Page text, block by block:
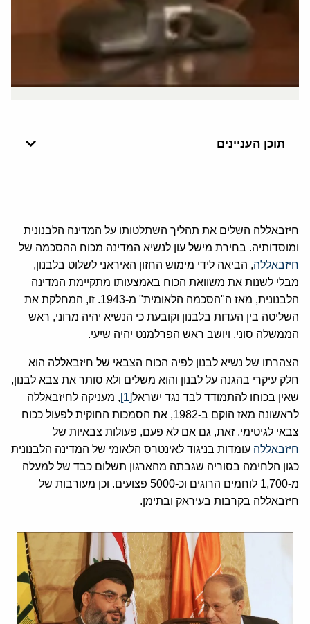
תוכן העניינים
חיזבאללה השלים את תהליך השתלטותו על המדינה הלבנונית
ומוסדותיה. בחירת מישל עון לנשיא המדינה מכוח ההסכמה של
חיזבאללה, הביאה לידי מימוש החזון האיראני לשלוט בלבנון,
מבלי לשנות את משוואת הכוח באמצעותו מתקיימת המדינה
הלבנונית, מאז ה"הסכמה הלאומית" מ-1943. זו, המחלקת את
השליטה בין העדות בלבנון וקובעת כי הנשיא יהיה מרוני, ראש
הממשלה סוני, ויושב ראש הפרלמנט יהיה שיעי.
הצהרתו של נשיא לבנון לפיה הכוח הצבאי של חיזבאללה הוא
חלק עיקרי בהגנה על לבנון והוא משלים ולא סותר את צבא לבנון,
שאין בכוחו להתמודד לבד נגד ישראל[1]
, מעניקה לחיזבאללה
לראשונה מאז הוקם ב-1982, את הסמכות החוקית לפעול ככוח
צבאי לגיטימי. זאת, גם אם לא פעם, פעולות צבאיות של
חיזבאללה עומדות בניגוד לאינטרס הלאומי של המדינה הלבנונית
כגון הלחימה בסוריה שגבתה מהארגון תשלום כבד של למעלה
מ-1,700 לוחמים הרוגים וכ-5000 פצועים. וכן מעורבות של
חיזבאללה בקרבות בעיראק ובתימן.